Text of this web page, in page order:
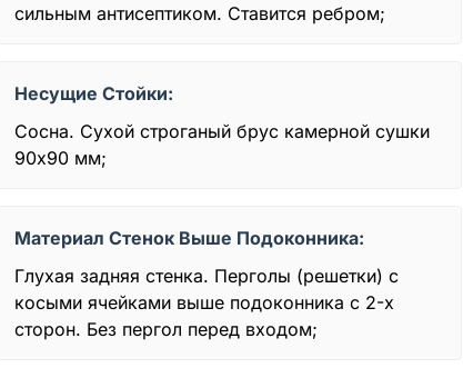
сильным антисептиком. Ставится ребром;
Несущие Стойки:
Сосна. Сухой строганый брус камерной сушки
90х90 мм;
Материал Стенок Выше Подоконника:
Глухая задняя стенка. Перголы (решетки) с
косыми ячейками выше подоконника с 2-х
сторон. Без пергол перед входом;